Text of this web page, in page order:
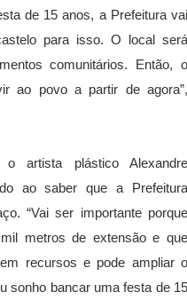
de 15 anos, a Prefeitura vai
para isso. O local será
comunitários. Então, o
ao povo a partir de agora”,
artista plástico Alexandre
ao saber que a Prefeitura
“Vai ser importante porque
metros de extensão e que
recursos e pode ampliar o
sonho bancar uma festa de 15